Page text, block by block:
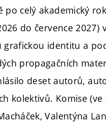
po celý akademický
do července 2027)
grafickou identitu a
propagačních
deset autorů,
kolektivů. Komise (ve
Valentýna